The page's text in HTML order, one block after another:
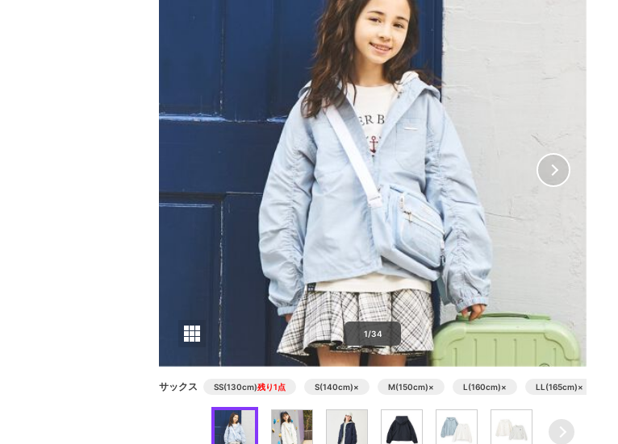
1/34
サックス SS(130cm)残り1点 S(140cm)× M(150cm)× L(160cm)× LL(165cm)×